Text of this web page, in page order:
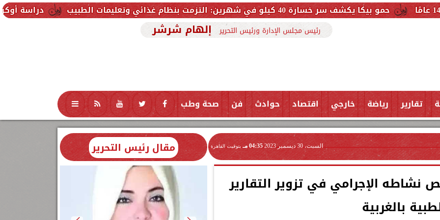
دراسة أوكرانية تثير الجدل.. رصد أكثر من 20 جسمًا غامضًا قرب سر خسارة 40 كيلو في شهرين: التزمت بنظام غذائي وتعليمات الطبيب
رئيس مجلس الإدارة ورئيس التحرير إلهام شرشر
تقارير رياضة خارجي اقتصاد حوادث فن صحة وطب تكنولوجيا منوعات محافظات
السبت، 30 ديسمبر 2023 04:35 مـ بتوقيت القاهرة
الإجرامي في تزوير التقارير
بالغربية
مقال رئيس التحرير